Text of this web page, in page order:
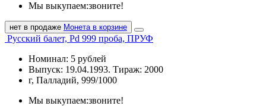
Мы выкупаем:звоните!
нет в продаже Монета в корзине
Русский балет, Pd 999 проба, ПРУФ
Номинал: 5 рублей
Выпуск: 19.04.1993. Тираж: 2000
г, Палладий, 999/1000
Мы выкупаем:звоните!